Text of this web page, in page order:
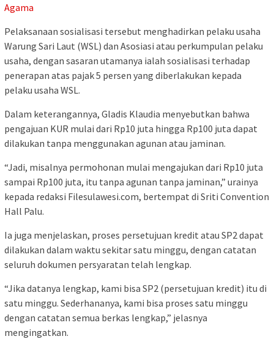
Agama
Pelaksanaan sosialisasi tersebut menghadirkan pelaku usaha
Warung Sari Laut (WSL) dan Asosiasi atau perkumpulan pelaku
usaha, dengan sasaran utamanya ialah sosialisasi terhadap
penerapan atas pajak 5 persen yang diberlakukan kepada
pelaku usaha WSL.
Dalam keterangannya, Gladis Klaudia menyebutkan bahwa
pengajuan KUR mulai dari Rp10 juta hingga Rp100 juta dapat
dilakukan tanpa menggunakan agunan atau jaminan.
“Jadi, misalnya permohonan mulai mengajukan dari Rp10 juta
sampai Rp100 juta, itu tanpa agunan tanpa jaminan,” urainya
kepada redaksi Filesulawesi.com, bertempat di Sriti Convention
Hall Palu.
Ia juga menjelaskan, proses persetujuan kredit atau SP2 dapat
dilakukan dalam waktu sekitar satu minggu, dengan catatan
seluruh dokumen persyaratan telah lengkap.
“Jika datanya lengkap, kami bisa SP2 (persetujuan kredit) itu di
satu minggu. Sederhananya, kami bisa proses satu minggu
dengan catatan semua berkas lengkap,” jelasnya
mengingatkan.